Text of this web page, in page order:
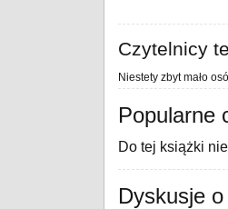
Czytelnicy
Niestety zbyt mało
Popularne
Do tej książki
Dyskusje